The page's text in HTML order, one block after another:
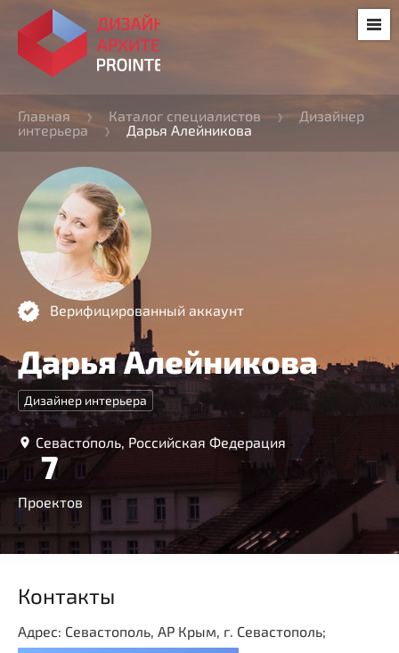
Главная Каталог специалистов
Дизайнер
интерьера
Дарья Алейникова
Верифицированный аккаунт
Дарья Алейникова
Дизайнер интерьера
Севастополь, Российская Федерация
7
Проектов
Контакты
Адрес: Севастополь, АР Крым, г. Севастополь;